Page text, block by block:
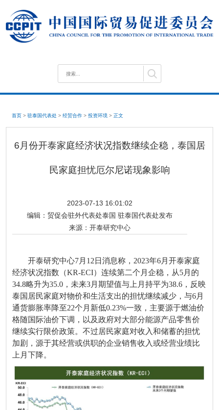
首页 > 驻泰国代表处 > 经贸合作 > 投资环境 > 正文
6月份开泰家庭经济状况指数继续企稳，泰国居
民家庭担忧厄尔尼诺现象影响
2023-07-13 16:01:02
编辑： 贸促会驻外代表处泰国 驻泰国代表处发布
来源： 开泰研究中心
开泰研究中心7月12日消息称，2023年6月开泰家庭
经济状况指数（KR-ECI）连续第二个月企稳，从5月的
34.8略升为35.0，未来3月期望值与上月持平为38.6，反映
泰国居民家庭对物价和生活支出的担忧继续减少，与6月
通货膨胀率降至22个月新低0.23%一致，主要源于燃油价
格随国际油价下调，以及政府对大部分能源产品零售价
继续实行限价政策。不过居民家庭对收入和储蓄的担忧
加剧，源于其经营或供职的企业销售收入或经营业绩比
上月下降。